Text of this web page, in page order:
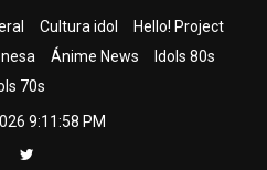
Cultura idol
Hello! Project
Ánime News
Idols 80s
70s
9:11:59 PM